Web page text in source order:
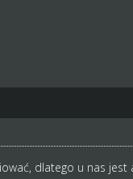
dlatego u nas jest